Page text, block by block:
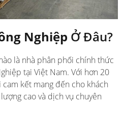
Nghiệp Ở Đâu?
là nhà phân phối chính thức
tại Việt Nam. Với hơn 20
kết mang đến cho khách
cao và dịch vụ chuyên